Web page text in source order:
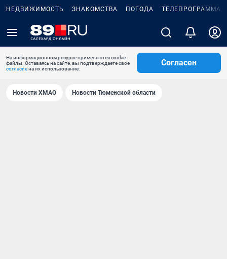
НЕДВИЖИМОСТЬ ЗНАКОМСТВА ПОГОДА ТЕЛЕПРОГРАММА
На информационном ресурсе применяются cookie-
файлы. Оставаясь на сайте, вы подтверждаете свое
согласиена их использование.
Согласен
Новости ХМАО Новости Тюменской области